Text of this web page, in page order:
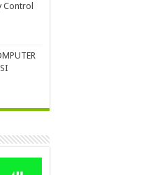
Control